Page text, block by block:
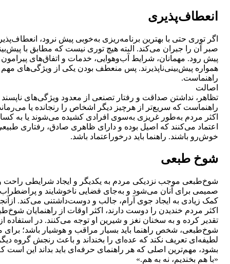
انعطاف‌پذیری
اگر توری حتی با بهترین برنامه‌ریزی به‌خوبی پیش نرود‌‌،
صبر آن را جبران می‌کند‌‌. البته هیچ توری نیست که مطابق با
پیش رود. مهمانان، شرایط آب‌وهوایی، خدمات و اتفاق‌های پیرامون
همواره ‌پیش‌بینی‌ناپذیرند. پس منعطف بودن یکی از ویژگی‌های مهم
راهنماست.
اصالت
تظاهر‌‌، نداشتن صداقت و رفتار تصنعی از معدود ویژگی‌های ناپسند
راهنماست که سریع‌تر از هرچیز دیگر اشخاص را رنجانده یا
اکثر مردم به‌طور غریزی به‌سوی افرادی کشیده می‌شوند یا به
اعتماد می‌کنند که اصیل بوده و دارای ظاهری صادق‌‌، رفتاری
خوش‌رو باشند. راهنما باید درخور‌اعتماد باشد.
شوخ‌ طبعی
شوخ‌طبعی موجب نزدیکی مردم به یکدیگر و ایجاد شرایطی راحت
صمیمی برای آنان می‌شود و به‌جای فضایی ناخوشایند و
کمک زیادی به ایجاد جوی آرام‌‌، جالب و دوست‌داشتنی می‌کند.
اکثر مردم خندیدن را دوست دارند‌‌، اکثر اوقات از راهنمایان
تقدیر کرده و به سخنان نغز و شیرین او توجه می‌کنند‌‌. در استفاده
شوخ‌طبعی، شخص راهنما باید بسیار مراقب و هوشیار باشد؛ برای
لطیفه‌ای تعریف نکند که عده‌ای را بخنداند و باعث رنجش گروه
بشود‌‌، مهم‌ترین اصلی که هر راهنمای حرفه‌ای باید بداند این است
«با هم بخندیم‌‌، نه به هم.»